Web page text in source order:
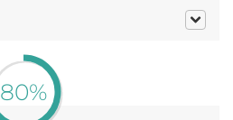
80%